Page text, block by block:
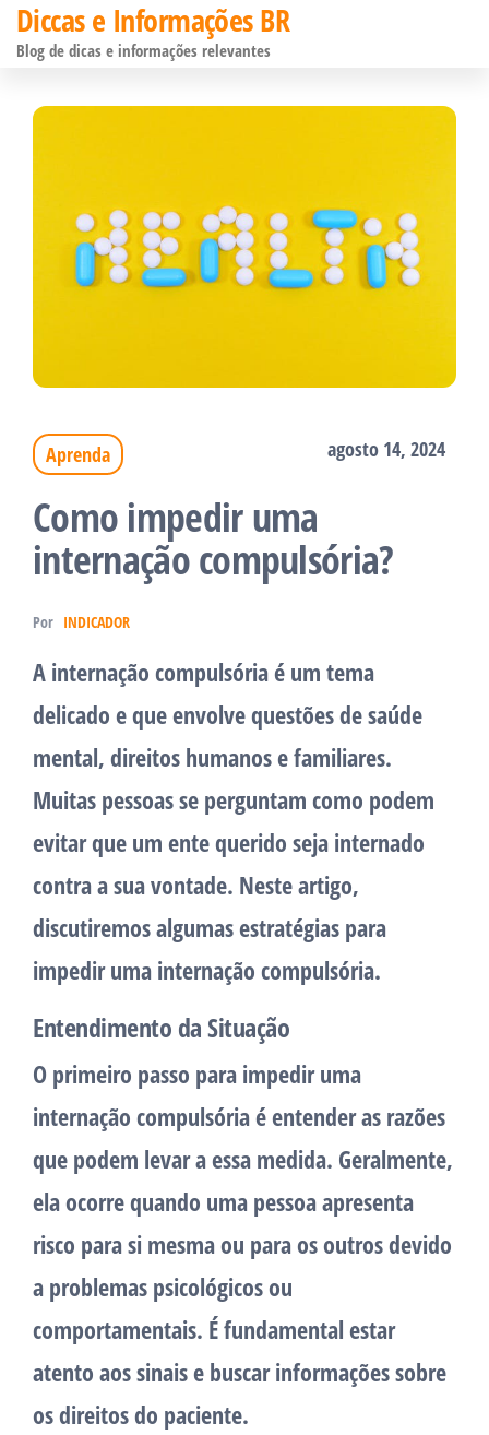
Pular
para
Diccas e Informações BR
Blog de dicas e informações relevantes
Aprenda agosto 14, 2024
Como impedir uma
internação compulsória?
Por INDICADOR
A internação compulsória é um tema
delicado e que envolve questões de saúde
mental, direitos humanos e familiares.
Muitas pessoas se perguntam como podem
evitar que um ente querido seja internado
contra a sua vontade. Neste artigo,
discutiremos algumas estratégias para
impedir uma internação compulsória.
Entendimento da Situação
O primeiro passo para impedir uma
internação compulsória é entender as razões
que podem levar a essa medida. Geralmente,
ela ocorre quando uma pessoa apresenta
risco para si mesma ou para os outros devido
a problemas psicológicos ou
comportamentais. É fundamental estar
atento aos sinais e buscar informações sobre
os direitos do paciente.